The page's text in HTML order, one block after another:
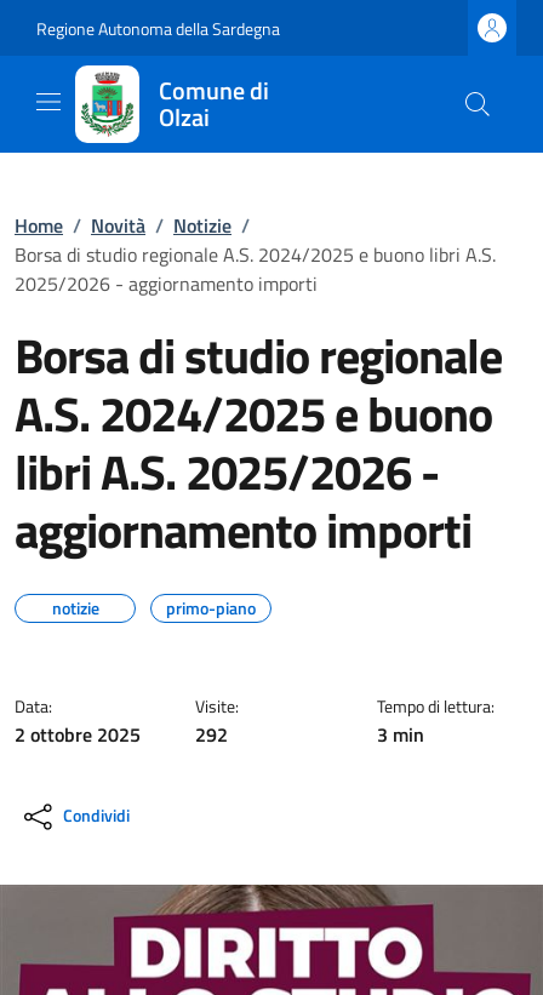
Regione Autonoma della Sardegna
Comune di
Olzai
Home / Novità / Notizie /
Borsa di studio regionale A.S. 2024/2025 e buono libri A.S.
2025/2026 - aggiornamento importi
Borsa di studio regionale
A.S. 2024/2025 e buono
libri A.S. 2025/2026 -
aggiornamento importi
notizie primo-piano
Data:
2 ottobre 2025
Visite:
292
Tempo di lettura:
3 min
Condividi